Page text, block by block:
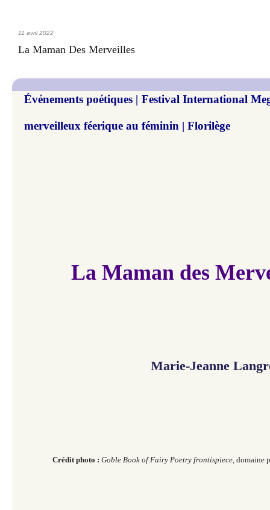
11 avril 2022
La Maman Des Merveilles
Événements poétiques | Festival International
merveilleux féerique au féminin | Florilège
La Maman des
Marie-Jeanne
Crédit photo : Goble Book of Fairy Poetry frontispiece, domaine